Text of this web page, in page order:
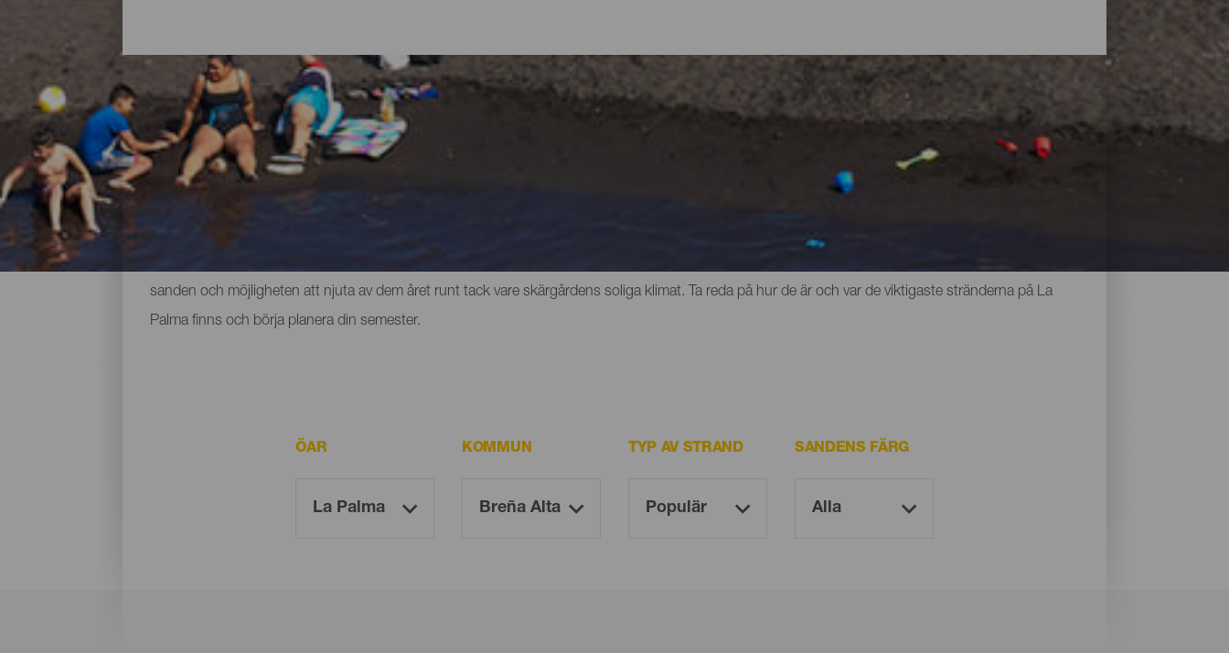
Alla stränder på La Palma
öns natur bjuder också på överraskningar i form av stränder. Det finns urbana stränder med all service, stora stränder där du kan hitta ditt eget
sanden och möjligheten att njuta av dem året runt tack vare skärgårdens soliga klimat. Ta reda på hur de är och var de viktigaste stränderna på La
Palma finns och börja planera din semester.
ÖAR KOMMUN TYP AV STRAND SANDENS FÄRG